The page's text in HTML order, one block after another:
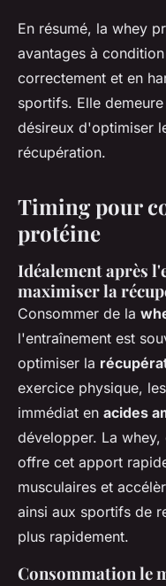
En résumé, la whey
avantages à
correctement et en
sportifs. Elle
désireux d'optimiser
récupération.
Timing pour
protéine
Idéalement après
maximiser la
Consommer de la
l'entraînement est
optimiser la
exercice physique,
immédiat en acides
développer. La
offre cet apport
musculaires et
ainsi aux sportifs de
plus rapidement.
Consommation le